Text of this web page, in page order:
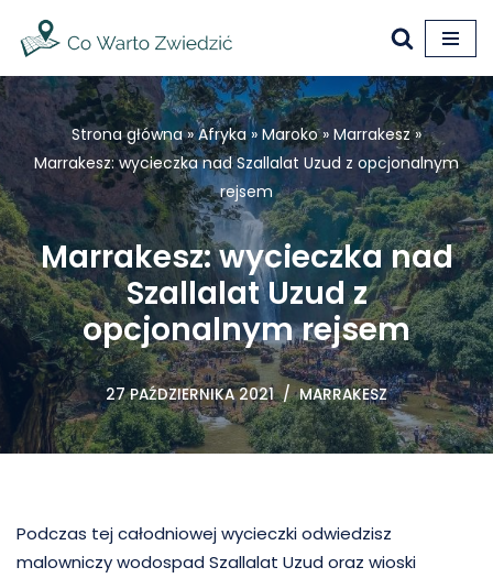
Przejdź
do
treści
Strona główna»Afryka» Maroko» Marrakesz»
Marrakesz: wycieczka nad Szallalat Uzud z opcjonalnym
rejsem
Marrakesz: wycieczka nad
Szallalat Uzud z
opcjonalnym rejsem
27 PAŹDZIERNIKA 2021 MARRAKESZ
Podczas tej całodniowej wycieczki odwiedzisz
malowniczy wodospad Szallalat Uzud oraz wioski